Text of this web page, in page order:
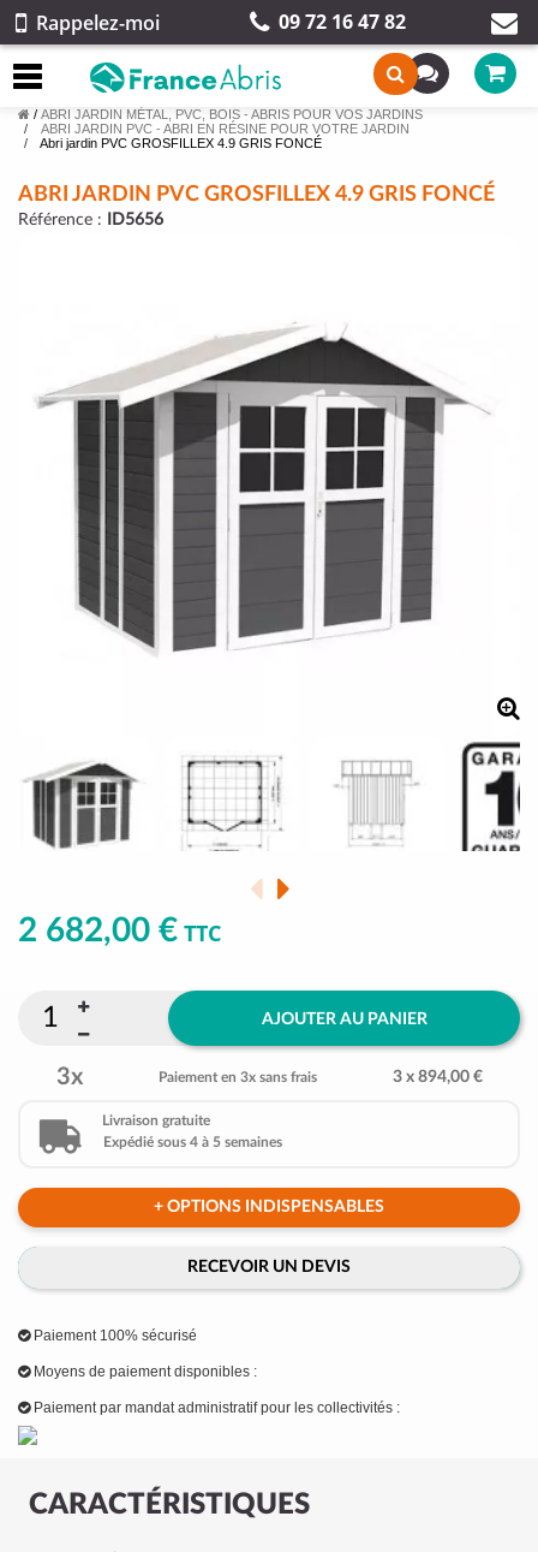
Rappelez-moi 09 72 16 47 82
/ ABRI JARDIN MÉTAL, PVC, BOIS - ABRIS POUR VOS JARDINS
ABRI JARDIN PVC - ABRI EN RÉSINE POUR VOTRE JARDIN
Abri jardin PVC GROSFILLEX 4.9 GRIS FONCÉ
ABRI JARDIN PVC GROSFILLEX 4.9 GRIS FONCÉ
Référence : ID5656
CARACTÉRISTIQUES
2 682,00 € TTC
AJOUTER AU PANIER
3x Paiement en 3x sans frais 3 x 894,00 €
Livraison gratuite
Expédié sous 4 à 5 semaines
+ OPTIONS INDISPENSABLES
RECEVOIR UN DEVIS
Paiement 100% sécurisé
Moyens de paiement disponibles :
Paiement par mandat administratif pour les collectivités :